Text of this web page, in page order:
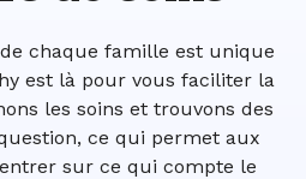
chaque famille est unique
est là pour vous faciliter la
les soins et trouvons des
ce qui permet aux
sur ce qui compte le